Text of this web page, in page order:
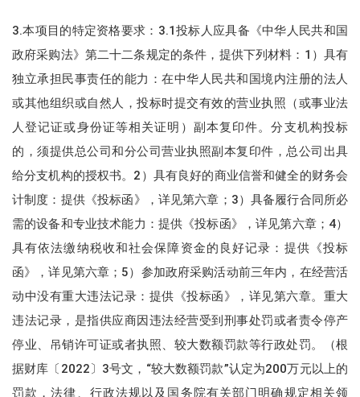
3.本项目的特定资格要求：3.1投标人应具备《中华人民共和国
政府采购法》第二十二条规定的条件，提供下列材料：1）具有
独立承担民事责任的能力：在中华人民共和国境内注册的法人
或其他组织或自然人，投标时提交有效的营业执照（或事业法
人登记证或身份证等相关证明）副本复印件。分支机构投标
的，须提供总公司和分公司营业执照副本复印件，总公司出具
给分支机构的授权书。2）具有良好的商业信誉和健全的财务会
计制度：提供《投标函》，详见第六章；3）具备履行合同所必
需的设备和专业技术能力：提供《投标函》，详见第六章；4）
具有依法缴纳税收和社会保障资金的良好记录：提供《投标
函》，详见第六章；5）参加政府采购活动前三年内，在经营活
动中没有重大违法记录：提供《投标函》，详见第六章。重大
违法记录，是指供应商因违法经营受到刑事处罚或者责令停产
停业、吊销许可证或者执照、较大数额罚款等行政处罚。（根
据财库〔2022〕3号文，“较大数额罚款”认定为200万元以上的
罚款，法律、行政法规以及国务院有关部门明确规定相关领